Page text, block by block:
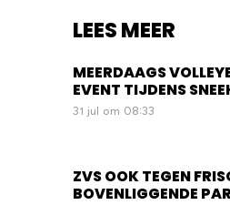
LEES MEER
MEERDAAGS
EVENT TIJDENS
31 jul om 08:33
ZVS OOK TEGEN
BOVENLIGGENDE